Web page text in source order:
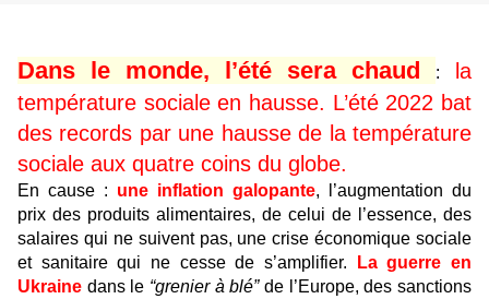
Dans le monde, l’été sera chaud :
la
température sociale en hausse. L’été 2022 bat
des records par une hausse de la température
sociale aux quatre coins du globe.
En cause : une inflation galopante, l’augmentation du
prix des produits alimentaires, de celui de l’essence, des
salaires qui ne suivent pas, une crise économique sociale
et sanitaire qui ne cesse de s’amplifier.
La guerre en
Ukraine dans le “grenier à blé”de l’Europe, des sanctions